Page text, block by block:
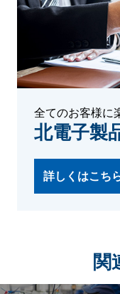
全てのお客様に
北電子製
詳しくはこち
関